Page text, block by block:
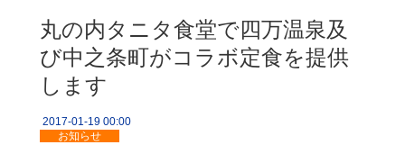
サービス連携
健康管理アプリ
丸の内タニタ食堂で四万温泉及
び中之条町がコラボ定食を提供
します
2017-01-19 00:00
お知らせ